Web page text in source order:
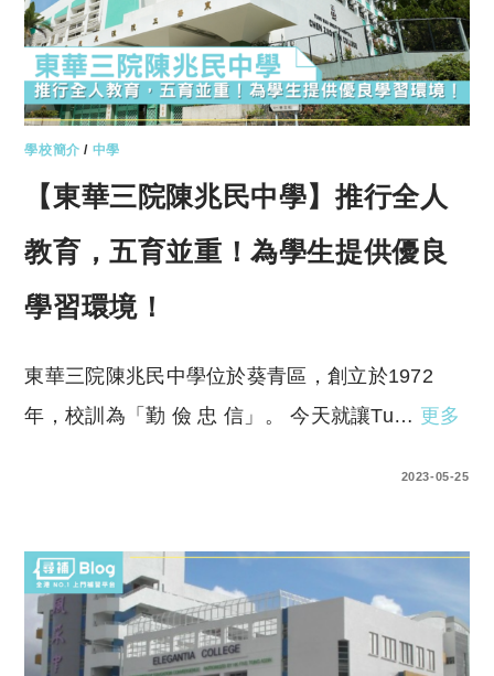
學校簡介 / 中學
【東華三院陳兆民中學】推行全人
教育，五育並重！為學生提供優良
學習環境！
東華三院陳兆民中學位於葵青區，創立於1972
年，校訓為「勤 儉 忠 信」。 今天就讓Tu… 更多
2023-05-25